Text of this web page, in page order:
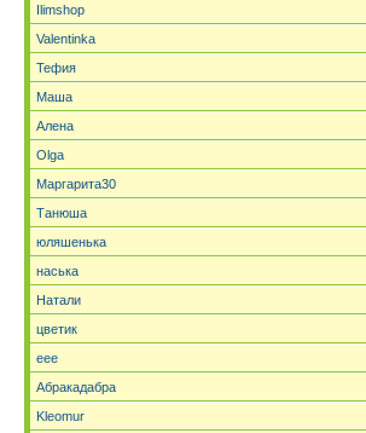
Ilimshop
Valentinka
Тефия
Маша
Алена
Olga
Маргарита30
Танюша
юляшенька
наська
Натали
цветик
eee
Абракадабра
Kleomur